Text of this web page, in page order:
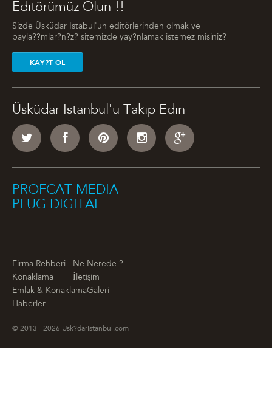
Editörümüz Olun !!
Sizde Üsküdar Istabul'un editörlerinden olmak ve
payla??mlar?n?z? sitemizde yay?nlamak istemez misiniz?
KAY?T OL
Üsküdar Istanbul'u Takip Edin
PROFCAT MEDIA
PLUG DIGITAL
Firma Rehberi
Ne Nerede ?
Konaklama
İletişim
Emlak & KonaklamaGaleri
Haberler
© 2013 - 2026 Usk?darIstanbul.com